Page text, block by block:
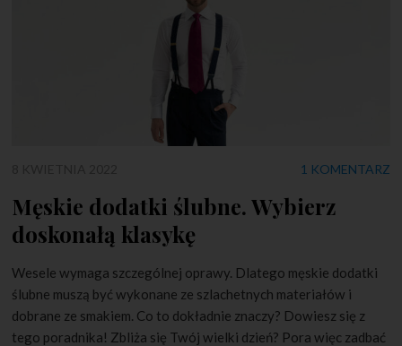
1 KOMENTARZ
Męskie dodatki ślubne. Wybierz
doskonałą klasykę
Wesele wymaga szczególnej oprawy. Dlatego męskie dodatki
ślubne muszą być wykonane ze szlachetnych materiałów i
dobrane ze smakiem. Co to dokładnie znaczy? Dowiesz się z
tego poradnika! Zbliża się Twój wielki dzień? Pora więc zadbać